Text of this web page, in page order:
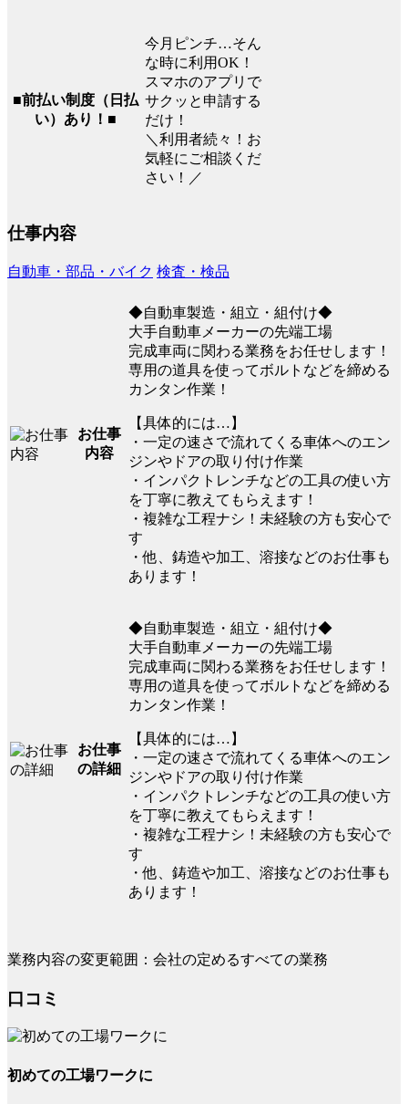
■前払い制度（日払
い）あり！■
今月ピンチ…そん
な時に利用OK！
スマホのアプリで
サクッと申請する
だけ！
＼利用者続々！お
気軽にご相談くだ
さい！／
仕事内容
自動車・部品・バイク 検査・検品
お仕事
内容
◆自動車製造・組立・組付け◆
大手自動車メーカーの先端工場
完成車両に関わる業務をお任せします！
専用の道具を使ってボルトなどを締める
カンタン作業！
【具体的には…】
・一定の速さで流れてくる車体へのエン
ジンやドアの取り付け作業
・インパクトレンチなどの工具の使い方
を丁寧に教えてもらえます！
・複雑な工程ナシ！未経験の方も安心で
す
・他、鋳造や加工、溶接などのお仕事も
あります！
お仕事
の詳細
◆自動車製造・組立・組付け◆
大手自動車メーカーの先端工場
完成車両に関わる業務をお任せします！
専用の道具を使ってボルトなどを締める
カンタン作業！
【具体的には…】
・一定の速さで流れてくる車体へのエン
ジンやドアの取り付け作業
・インパクトレンチなどの工具の使い方
を丁寧に教えてもらえます！
・複雑な工程ナシ！未経験の方も安心で
す
・他、鋳造や加工、溶接などのお仕事も
あります！
業務内容の変更範囲：会社の定めるすべての業務
口コミ
初めての工場ワークに